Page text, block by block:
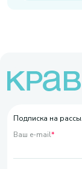
Подписка на
Ваш e-mail*